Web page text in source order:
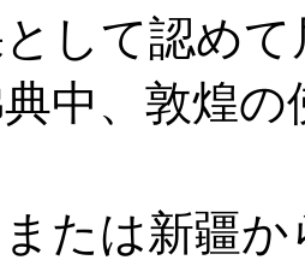
して認め
中、敦煌
たは新疆